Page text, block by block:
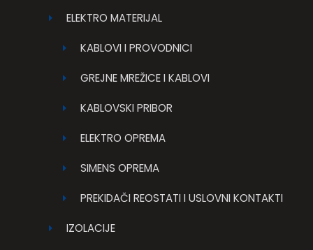
ELEKTRO MATERIJAL
KABLOVI I PROVODNICI
GREJNE MREŽICE I KABLOVI
KABLOVSKI PRIBOR
ELEKTRO OPREMA
SIMENS OPREMA
PREKIDAČI REOSTATI I USLOVNI KONTAKTI
IZOLACIJE